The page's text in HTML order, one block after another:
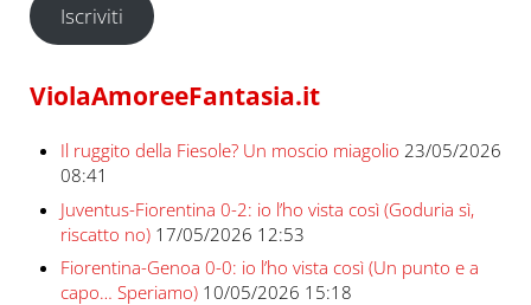
Iscriviti
ViolaAmoreeFantasia.it
Il ruggito della Fiesole? Un moscio miagolio 23/05/2026
08:41
Juventus-Fiorentina 0-2: io l’ho vista così (Goduria sì,
riscatto no) 17/05/2026 12:53
Fiorentina-Genoa 0-0: io l’ho vista così (Un punto e a
capo… Speriamo) 10/05/2026 15:18